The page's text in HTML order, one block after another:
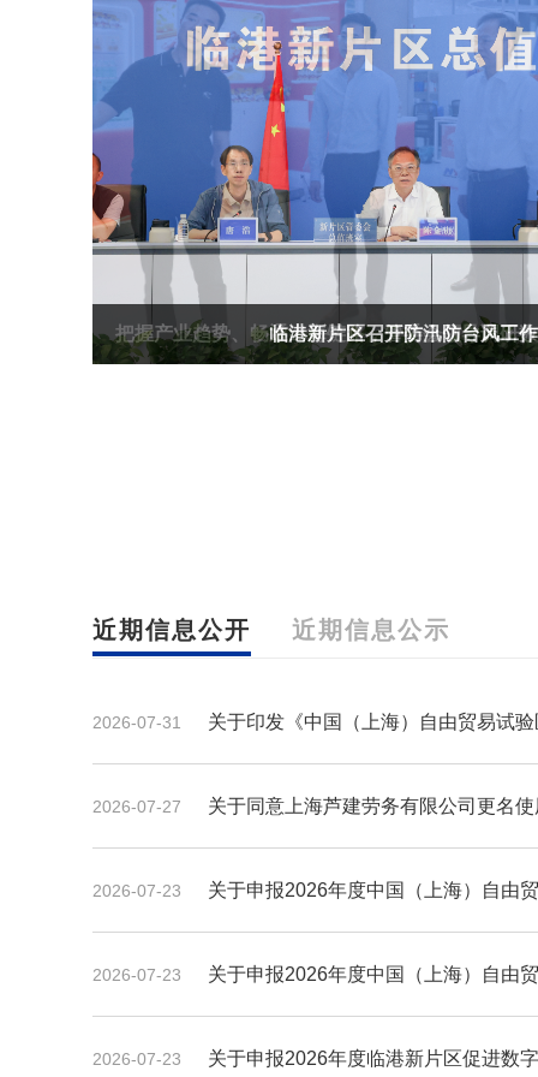
把握产业趋势、畅通出海链路，管委会领导调研
聚力打造自主可控半导体装备产业高地，管委会
统筹算网资源、构建全链服务，管委会领导调研
提高思想认识、抢抓发展机遇，临港新片区管委
临港新片区召开防汛防台风工
把握产业趋势、畅通出海链路，管委会领导调研
近期信息公开 近期信息公示
2026-07-31 关于印发《中国（上海）自由贸易试验区临港新
2026-07-27 关于同意上海芦建劳务有限公司更名
2026-07-23 关于申报2026年度中国（上海）自由贸易试验区临港新片
2026-07-23 关于申报2026年度中国（上海）自由贸易试验区临港新片
2026-07-23 关于申报2026年度临港新片区促进数字文化产业